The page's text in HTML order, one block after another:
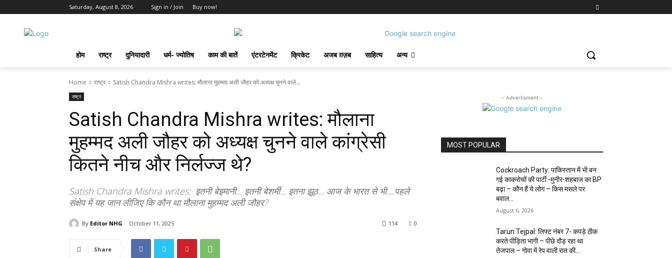
Saturday, August 8, 2026 Sign in / Join Buy now!
होम राष्ट्र दुनियादारी धर्म- ज्योतिष काम की बातें एंटरटेनमेंट क्रिकेट अजब ग़ज़ब साहित्य अन्य
Home राष्ट्र Satish Chandra Mishra writes: मौलाना मुहम्मद अली जौहर को अध्यक्ष चुनने वाले...
राष्ट्र
Satish Chandra Mishra writes: मौलाना
मुहम्मद अली जौहर को अध्यक्ष चुनने वाले कांग्रेसी
कितने नीच और निर्लज्ज थे?
Satish Chandra Mishra writes: इतनी बेइमानी... इतनी बेशर्मी... इतना झूठ... आज के भारत से भी....पहले
संक्षेप में यह जान लीजिए कि कौन था मौलाना मुहम्मद अली जौहर?
By Editor NHG October 11, 2025 0
114
Share
- Advertisment -
MOST POPULAR
Cockroach Party: पाकिस्तान में भी बन
गई काकरोचों की पार्टी -मुनीर-शहबाज का BP
बढ़ा – कौन हैं ये लोग – किस मसले पर
बवाल...
August 6, 2026
Tarun Tejpal: लिफ्ट नंबर 7- कपड़े ठीक
करते पीड़िता भागी – पीछे दौड़ रहा था
तेजपाल – गोवा में रेप वाली रात की...